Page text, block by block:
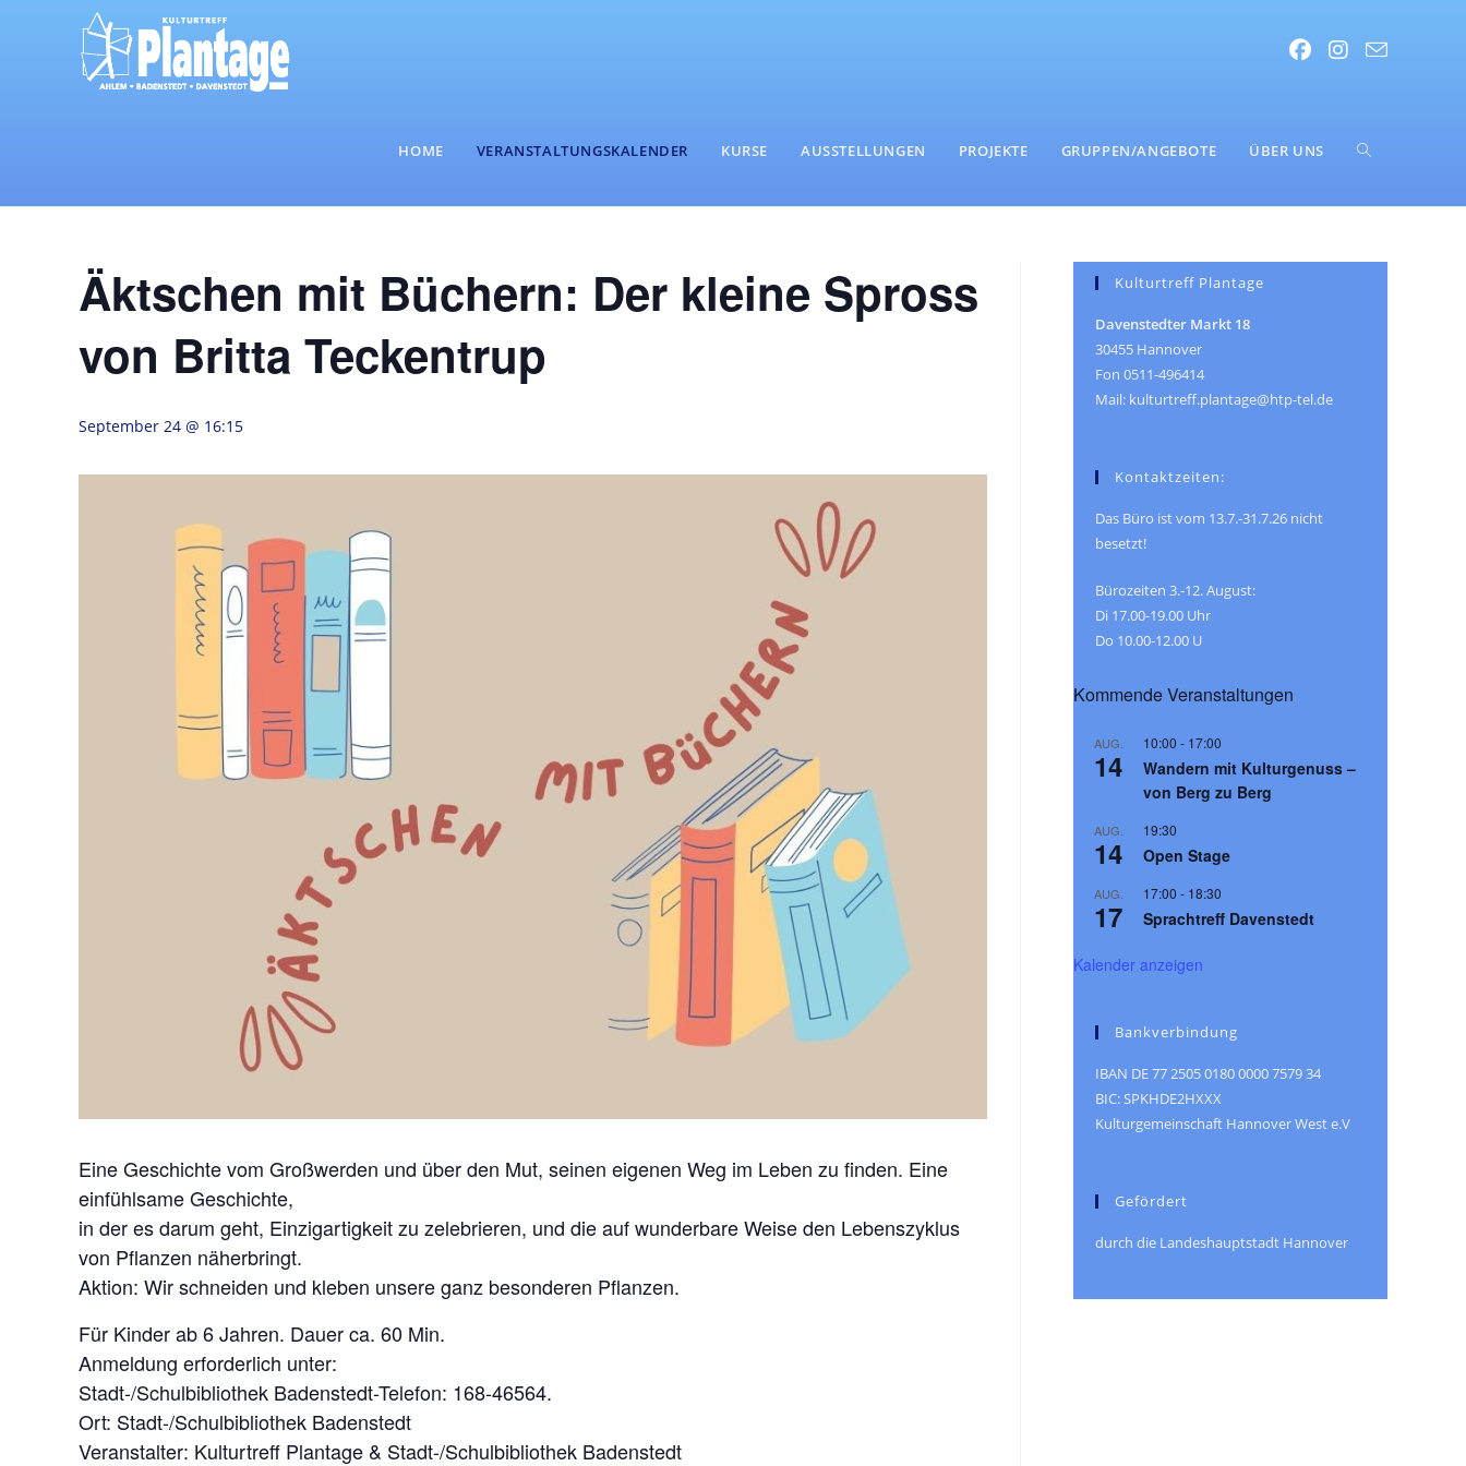
HOME VERANSTALTUNGSKALENDER KURSE AUSSTELLUNGEN PROJEKTE GRUPPEN/ANGEBOTE ÜBER UNS WEBSITE-
Äktschen mit Büchern: Der kleine Spross
von Britta Teckentrup
September 24 @ 16:15
Eine Geschichte vom Großwerden und über den Mut, seinen eigenen Weg im Leben zu finden. Eine
einfühlsame Geschichte,
in der es darum geht, Einzigartigkeit zu zelebrieren, und die auf wunderbare Weise den Lebenszyklus
von Pflanzen näherbringt.
Aktion: Wir schneiden und kleben unsere ganz besonderen Pflanzen.
Für Kinder ab 6 Jahren. Dauer ca. 60 Min.
Anmeldung erforderlich unter:
Stadt-/Schulbibliothek Badenstedt-Telefon: 168-46564.
Ort: Stadt-/Schulbibliothek Badenstedt
Veranstalter: Kulturtreff Plantage & Stadt-/Schulbibliothek Badenstedt
Kulturtreff Plantage
Davenstedter Markt 18
30455 Hannover
Fon 0511-496414
Mail: kulturtreff.plantage@htp-tel.de
Kontaktzeiten:
Das Büro ist vom 13.7.-31.7.26 nicht
besetzt!
Bürozeiten 3.-12. August:
Di 17.00-19.00 Uhr
Do 10.00-12.00 U
Kommende Veranstaltungen
AUG.
14
10:00 - 17:00
Wandern mit Kulturgenuss –
von Berg zu Berg
AUG.
14
19:30
Open Stage
AUG.
17
17:00 - 18:30
Sprachtreff Davenstedt
Kalender anzeigen
Bankverbindung
IBAN DE 77 2505 0180 0000 7579 34
BIC: SPKHDE2HXXX
Kulturgemeinschaft Hannover West e.V
Gefördert
durch die Landeshauptstadt Hannover